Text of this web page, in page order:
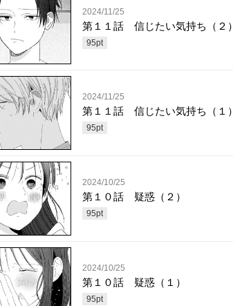
2024/11/25
第１１話 信じたい気持ち（２）
95pt
2024/11/25
第１１話 信じたい気持ち（１）
95pt
2024/10/25
第１０話 疑惑（２）
95pt
2024/10/25
第１０話 疑惑（１）
95pt